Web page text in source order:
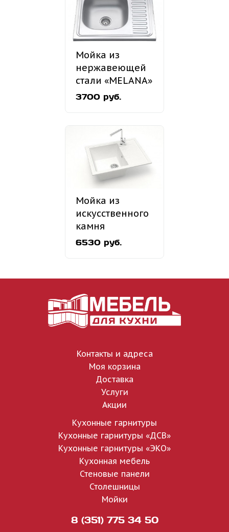
Мойка из
нержавеющей
стали «MELANA»
MLN-6060
3700 руб.
Мойка из
искусственного
камня
«MARRBAXX»
6530 руб.
Контакты и адреса
Моя корзина
Доставка
Услуги
Акции
Кухонные гарнитуры
Кухонные гарнитуры «ДСВ»
Кухонные гарнитуры «ЭКО»
Кухонная мебель
Стеновые панели
Столешницы
Мойки
8 (351) 775 34 50